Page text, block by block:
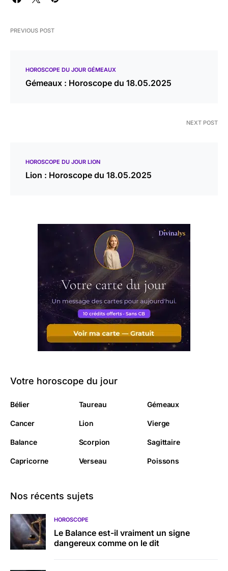
PREVIOUS POST
HOROSCOPE DU JOUR GÉMEAUX
Gémeaux : Horoscope du 18.05.2025
NEXT POST
HOROSCOPE DU JOUR LION
Lion : Horoscope du 18.05.2025
Votre horoscope du jour
Bélier Taureau Gémeaux
Cancer Lion Vierge
Balance Scorpion Sagittaire
Capricorne Verseau Poissons
Nos récents sujets
HOROSCOPE
Le Balance est-il vraiment un signe
dangereux comme on le dit